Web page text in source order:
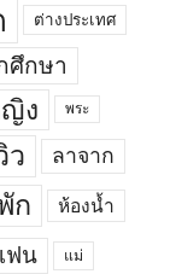
ต่างประเทศ
ศึกษา
ง พระ
ว ลาจาก
ก ห้องน้ำ
ฟน แม่